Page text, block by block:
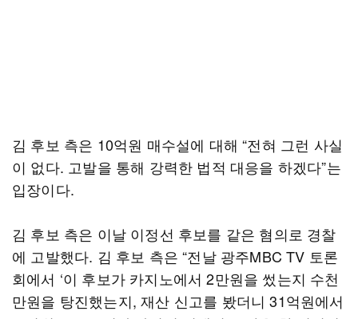
김 후보 측은 10억원 매수설에 대해 “전혀 그런 사실
이 없다. 고발을 통해 강력한 법적 대응을 하겠다”는
입장이다.
김 후보 측은 이날 이정선 후보를 같은 혐의로 경찰
에 고발했다. 김 후보 측은 “전날 광주MBC TV 토론
회에서 ‘이 후보가 카지노에서 2만원을 썼는지 수천
만원을 탕진했는지, 재산 신고를 봤더니 31억원에서